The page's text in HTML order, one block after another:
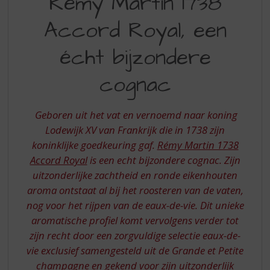
MARTIN
1738
ACCORD
ROYAL
BIJZONDERE
COGNAC
Accord Royal, een
écht bijzondere
cognac
Geboren uit het vat en vernoemd naar koning
Lodewijk XV van Frankrijk die in 1738 zijn
koninklijke goedkeuring gaf. Rémy Martin 1738
Accord Royalis een echt bijzondere cognac. Zijn
uitzonderlijke zachtheid en ronde eikenhouten
aroma ontstaat al bij het roosteren van de vaten,
nog voor het rijpen van de eaux-de-vie. Dit unieke
aromatische profiel komt vervolgens verder tot
zijn recht door een zorgvuldige selectie eaux-de-
vie exclusief samengesteld uit de Grande et Petite
champagne en gekend voor zijn uitzonderlijk